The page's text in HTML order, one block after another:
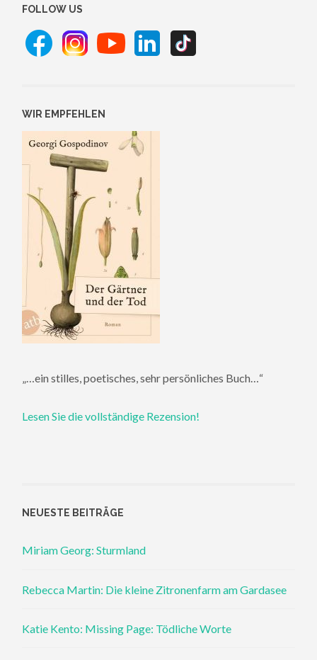
FOLLOW US
WIR EMPFEHLEN
„…ein stilles, poetisches, sehr persönliches Buch…“
Lesen Sie die vollständige Rezension!
NEUESTE BEITRÄGE
Miriam Georg: Sturmland
Rebecca Martin: Die kleine Zitronenfarm am Gardasee
Katie Kento: Missing Page: Tödliche Worte